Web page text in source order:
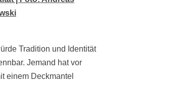
Tradition und Identität
Jemand hat vor
einem Deckmantel